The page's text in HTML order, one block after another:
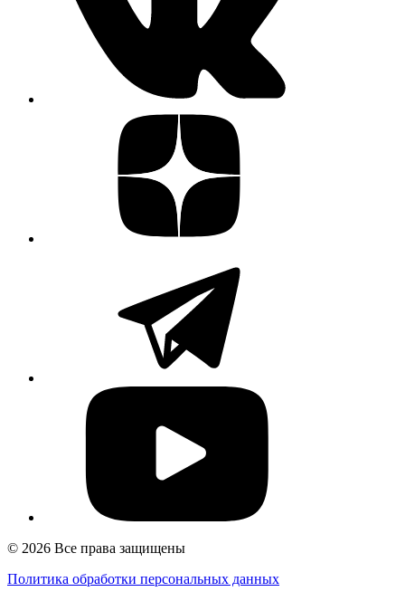
© 2026 Все права защищены
Политика обработки персональных данных